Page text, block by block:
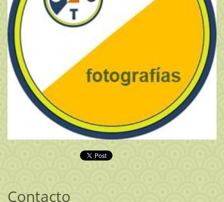
Contacto